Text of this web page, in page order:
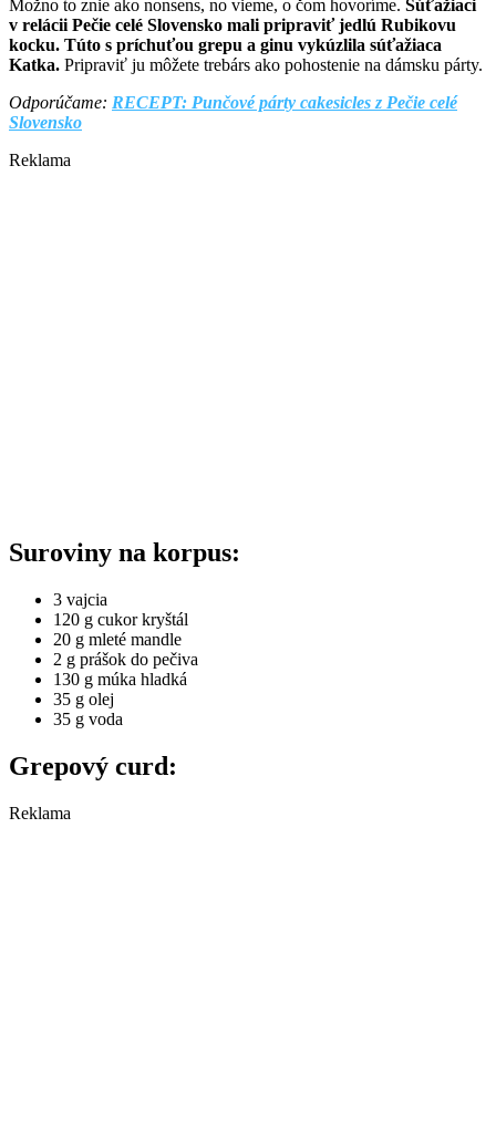
Možno to znie ako nonsens, no vieme, o čom hovoríme. Súťažiaci
v relácii Pečie celé Slovensko mali pripraviť jedlú Rubikovu
kocku. Túto s príchuťou grepu a ginu vykúzlila súťažiaca
Katka. Pripraviť ju môžete trebárs ako pohostenie na dámsku párty.
Odporúčame: ​ RECEPT: Punčové párty cakesicles z Pečie celé
Slovensko
Reklama
Suroviny na korpus:
3 vajcia
120 g cukor kryštál
20 g mleté mandle
2 g prášok do pečiva
130 g múka hladká
35 g olej
35 g voda
Grepový curd:
Reklama